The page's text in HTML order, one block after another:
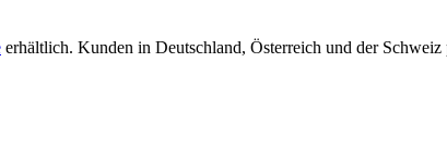
erhältlich. Kunden in Deutschland, Österreich und der